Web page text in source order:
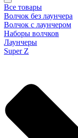
Все товары
Волчок без лаунчера
Волчок с лаунчером
Наборы волчков
Лаунчеры
Super Z